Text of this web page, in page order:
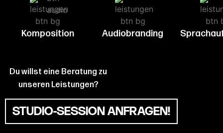
Komposition Audiobranding
Du willst eine Beratung zu
unseren Leistungen?
STUDIO-SESSION ANFRAGEN!